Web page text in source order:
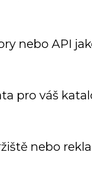
nebo API
pro váš
nebo